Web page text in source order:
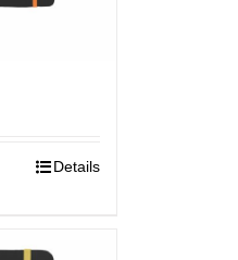
Details